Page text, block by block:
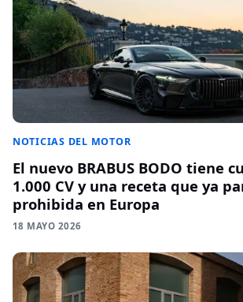
NOTICIAS DEL MOTOR
El nuevo BRABUS BODO tiene
1.000 CV y una receta que ya
prohibida en Europa
18 MAYO 2026